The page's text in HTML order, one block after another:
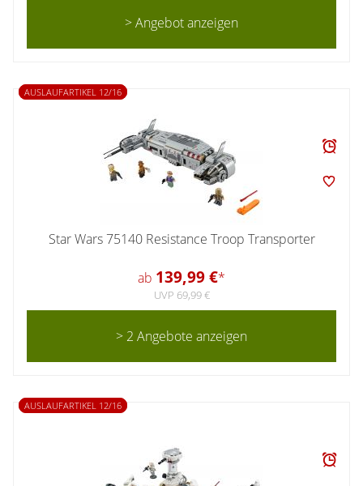
> Angebot anzeigen
AUSLAUFARTIKEL 12/16
Star Wars 75140 Resistance Troop Transporter
ab 139,99 €*
UVP 69,99 €
> 2 Angebote anzeigen
AUSLAUFARTIKEL 12/16